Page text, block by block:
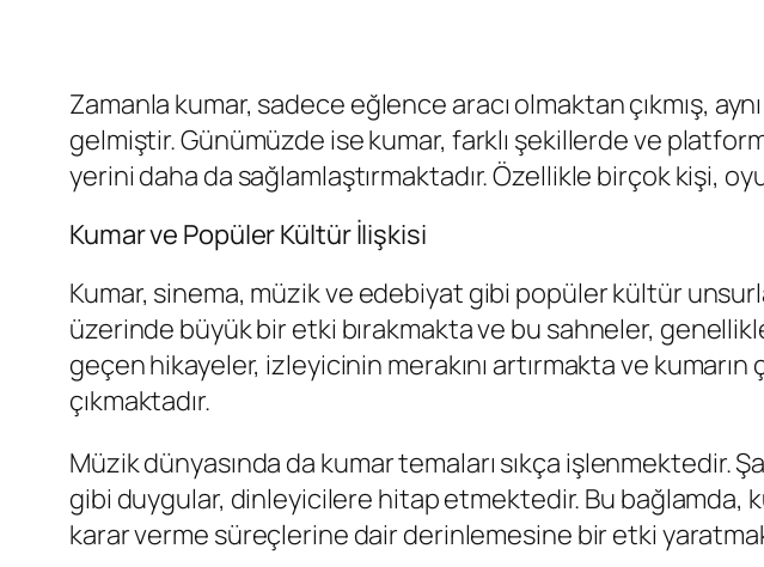
Zamanla kumar, sadece eğlence aracı olmaktan çıkmış,
gelmiştir. Günümüzde ise kumar, farklı şekillerde ve
yerini daha da sağlamlaştırmaktadır. Özellikle birçok kişi,
Kumar ve Popüler Kültür İlişkisi
Kumar, sinema, müzik ve edebiyat gibi popüler kültür
üzerinde büyük bir etki bırakmakta ve bu sahneler,
geçen hikayeler, izleyicinin merakını artırmakta ve
çıkmaktadır.
Müzik dünyasında da kumar temaları sıkça işlenmektedir.
gibi duygular, dinleyicilere hitap etmektedir. Bu bağlamda,
karar verme süreçlerine dair derinlemesine bir etki